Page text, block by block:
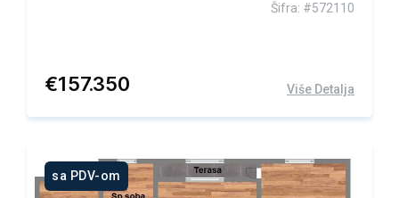
Šifra: #572110
€157.350 Više Detalja
sa PDV-om